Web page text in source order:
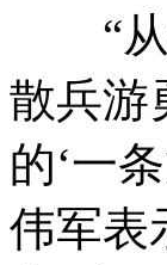
“从
散兵游
的‘一
伟军表